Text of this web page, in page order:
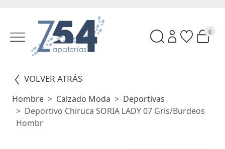
0
VOLVER ATRÁS
Hombre Calzado Moda
Deportivas
Deportivo Chiruca SORIA LADY 07 Gris/burdeos
Hombr